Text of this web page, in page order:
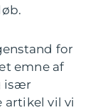
for
emne af
især
artikel vil vi